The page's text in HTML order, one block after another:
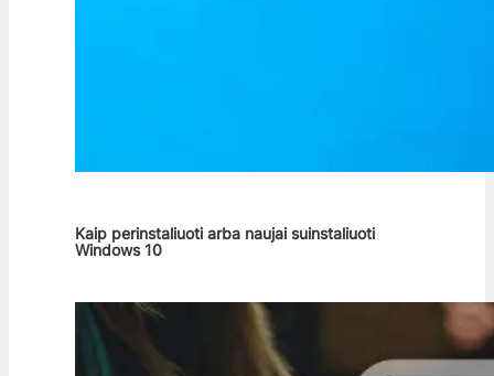
Kaip perinstaliuoti arba naujai suinstaliuoti
Windows 10